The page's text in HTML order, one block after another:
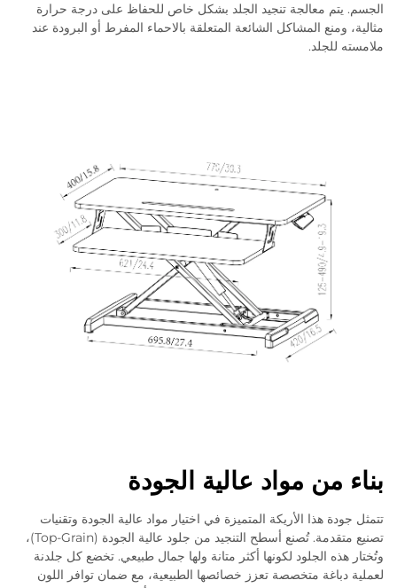
الجسم. يتم معالجة تنجيد الجلد بشكل خاص للحفاظ على درجة حرارة
مثالية، ومنع المشاكل الشائعة المتعلقة بالاحماء المفرط أو البرودة عند
ملامسته للجلد.
بناء من مواد عالية الجودة
تتمثل جودة هذا الأريكة المتميزة في اختيار مواد عالية الجودة وتقنيات
تصنيع متقدمة. تُصنع أسطح التنجيد من جلود عالية الجودة (Top-Grain)،
وتُختار هذه الجلود لكونها أكثر متانة ولها جمال طبيعي. تخضع كل جلدنة
لعملية دباغة متخصصة تعزز خصائصها الطبيعية، مع ضمان توافر اللون